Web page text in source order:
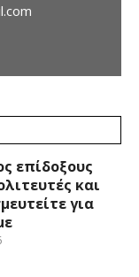
επίδοξους
και
για